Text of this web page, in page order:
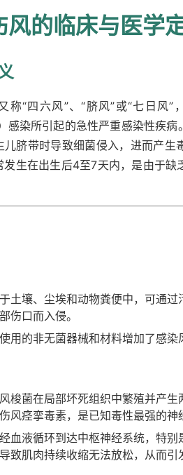
风的临床与医学
称“四六风”、“脐风”或“七日风
感染所引起的急性严重感染性疾病
儿脐带时导致细菌侵入，进而产
生在出生后4至7天内，是由于
土壤、尘埃和动物粪便中，可通
伤口而入侵。
用的非无菌器械和材料增加了感染
梭菌在局部坏死组织中繁殖并产
风痉挛毒素，是已知毒性最强的神
血液循环到达中枢神经系统，特
致肌肉持续收缩无法放松，从而引